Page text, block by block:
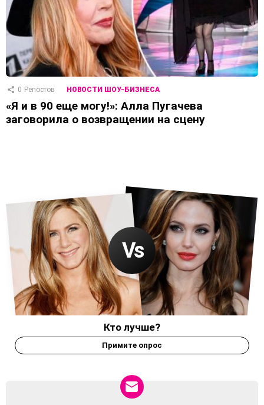
0 Репостов НОВОСТИ ШОУ-БИЗНЕСА
«Я и в 90 еще могу!»: Алла Пугачева
заговорила о возвращении на сцену
Кто лучше?
Примите опрос